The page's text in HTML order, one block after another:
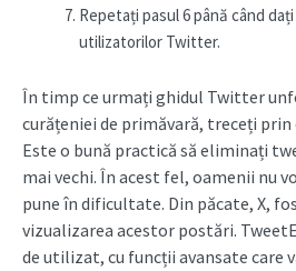
Repetați pasul 6 până când
utilizatorilor Twitter.
În timp ce urmați ghidul Twitter
curățeniei de primăvară, treceți
Este o bună practică să eliminați
mai vechi. În acest fel, oamenii nu
pune în dificultate. Din păcate, X,
vizualizarea acestor postări.
de utilizat, cu funcții avansate care